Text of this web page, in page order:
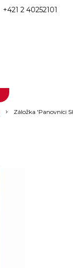
+421 2 40252101
Záložka 'Panovníci